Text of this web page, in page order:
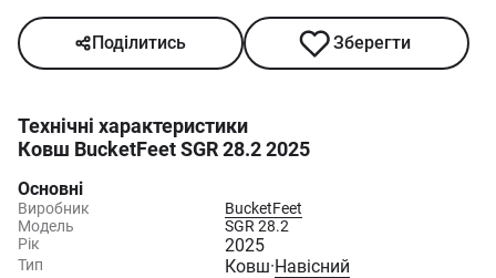
Поділитись Зберегти
Технічні характеристики
Ковш BucketFeet SGR 28.2 2025
Основні
Виробник
BucketFeet
Модель
SGR 28.2
Рік
2025
Тип Ковш·Навісний